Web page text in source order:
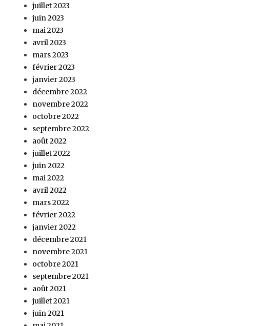
juillet 2023
juin 2023
mai 2023
avril 2023
mars 2023
février 2023
janvier 2023
décembre 2022
novembre 2022
octobre 2022
septembre 2022
août 2022
juillet 2022
juin 2022
mai 2022
avril 2022
mars 2022
février 2022
janvier 2022
décembre 2021
novembre 2021
octobre 2021
septembre 2021
août 2021
juillet 2021
juin 2021